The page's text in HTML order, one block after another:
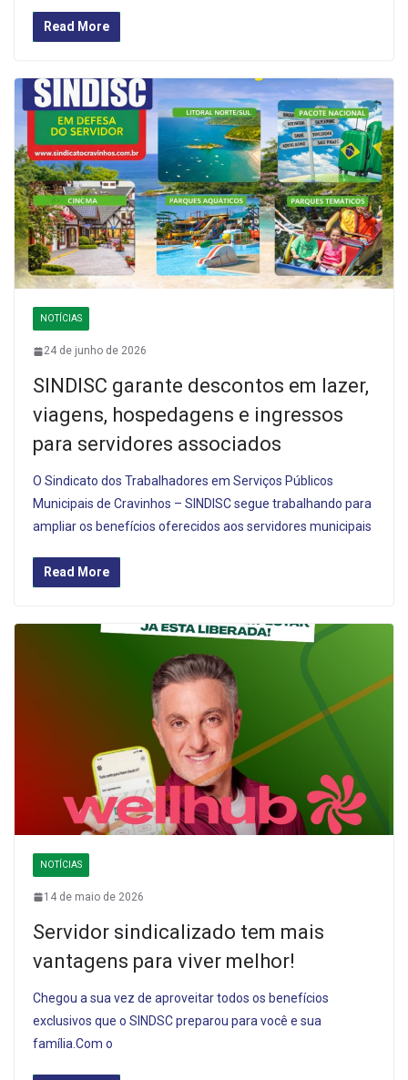
Read More
NOTÍCIAS
24 de junho de 2026
SINDISC garante descontos em lazer,
viagens, hospedagens e ingressos
para servidores associados
O Sindicato dos Trabalhadores em Serviços Públicos
Municipais de Cravinhos – SINDISC segue trabalhando para
ampliar os benefícios oferecidos aos servidores municipais
Read More
NOTÍCIAS
14 de maio de 2026
Servidor sindicalizado tem mais
vantagens para viver melhor!
Chegou a sua vez de aproveitar todos os benefícios
exclusivos que o SINDSC preparou para você e sua
família.Com o